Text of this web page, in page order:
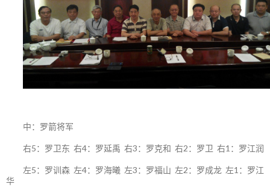
中：罗箭将军
右5：罗卫东 右4：罗延禹 右3：罗克和 右2：罗卫 右1：罗江润
左5：罗训森 左4：罗海曦 左3：罗福山 左2：罗成龙 左1：罗江
华